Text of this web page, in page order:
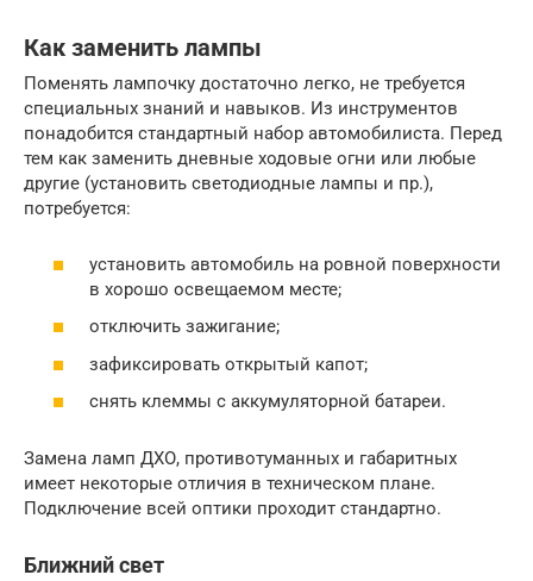
Как заменить лампы
Поменять лампочку достаточно легко, не требуется
специальных знаний и навыков. Из инструментов
понадобится стандартный набор автомобилиста. Перед
тем как заменить дневные ходовые огни или любые
другие (установить светодиодные лампы и пр.),
потребуется:
установить автомобиль на ровной поверхности
в хорошо освещаемом месте;
отключить зажигание;
зафиксировать открытый капот;
снять клеммы с аккумуляторной батареи.
Замена ламп ДХО, противотуманных и габаритных
имеет некоторые отличия в техническом плане.
Подключение всей оптики проходит стандартно.
Ближний свет